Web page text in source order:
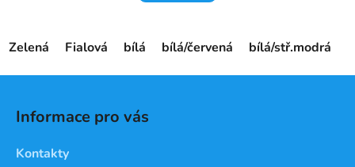
Zelená Fialová bílá bílá/červená bílá/stř.modrá
Informace pro vás
Kontakty